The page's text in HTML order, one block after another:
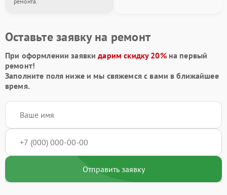
Оставьте заявку на ремонт
При оформлении заявкидарим скидку 20%на первый
ремонт!
Заполните поля ниже и мы свяжемся с вами в ближайшее
время.
Отправить заявку